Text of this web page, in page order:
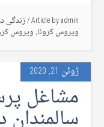
Article byadmin
/زندگی
ویروس کرونا,ویروس
ژوئن 21, 2020
مشاغل
سالمندان